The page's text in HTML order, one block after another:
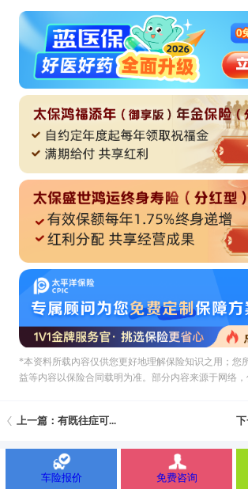
*本资料所载內容仅供您更好地理解保险知识之用；您
益等内容以保险合同载明为准。部分内容来源于网络
上一篇：有既往症可...
车险报价 免费咨询